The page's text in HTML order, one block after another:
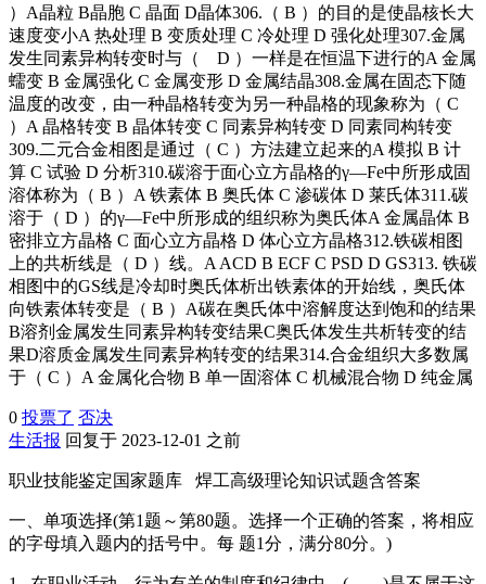
）A晶粒 B晶胞 C 晶面 D晶体306.（ B ）的目的是使晶核长大
速度变小A 热处理 B 变质处理 C 冷处理 D 强化处理307.金属
发生同素异构转变时与（ D ）一样是在恒温下进行的A 金属
蠕变 B 金属强化 C 金属变形 D 金属结晶308.金属在固态下随
温度的改变，由一种晶格转变为另一种晶格的现象称为（ C
）A 晶格转变 B 晶体转变 C 同素异构转变 D 同素同构转变
309.二元合金相图是通过（ C ）方法建立起来的A 模拟 B 计
算 C 试验 D 分析310.碳溶于面心立方晶格的γ—Fe中所形成固
溶体称为（ B ）A 铁素体 B 奥氏体 C 渗碳体 D 莱氏体311.碳
溶于（ D ）的γ—Fe中所形成的组织称为奥氏体A 金属晶体 B
密排立方晶格 C 面心立方晶格 D 体心立方晶格312.铁碳相图
上的共析线是（ D ）线。A ACD B ECF C PSD D GS313. 铁碳
相图中的GS线是冷却时奥氏体析出铁素体的开始线，奥氏体
向铁素体转变是（ B ）A碳在奥氏体中溶解度达到饱和的结果
B溶剂金属发生同素异构转变结果C奥氏体发生共析转变的结
果D溶质金属发生同素异构转变的结果314.合金组织大多数属
于（ C ）A 金属化合物 B 单一固溶体 C 机械混合物 D 纯金属
0 投票了 否决
生活报 回复于 2023-12-01 之前
职业技能鉴定国家题库 焊工高级理论知识试题含答案
一、单项选择(第1题～第80题。选择一个正确的答案，将相应
的字母填入题内的括号中。每 题1分，满分80分。)